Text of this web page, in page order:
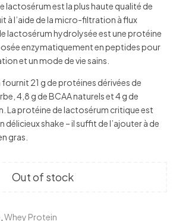
lactosérum est la plus haute qualité de
à l’aide de la micro-filtration à flux
lactosérum hydrolysée est une protéine
enzymatiquement en peptides pour
et un mode de vie sains.
21 g de protéines dérivées de
4,8 g de BCAA naturels et 4 g de
La protéine de lactosérum critique est
délicieux shake – il suffit de l’ajouter à de
gras.
Out of stock
Whey Protein